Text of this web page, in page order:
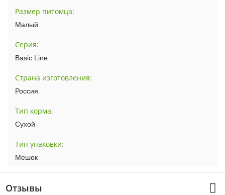
Размер питомца:
Малый
Серия:
Basic Line
Страна изготовления:
Россия
Тип корма:
Сухой
Тип упаковки:
Мешок
Отзывы